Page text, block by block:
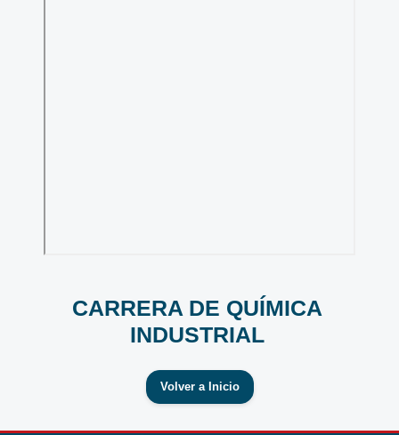
CARRERA DE QUÍMICA
INDUSTRIAL
Volver a Inicio